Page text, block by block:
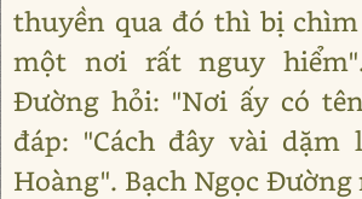
thuyền qua đó thì bị
một nơi rất nguy
Đường hỏi: "Nơi ấy có
đáp: "Cách đây vài dặm
Hoàng". Bạch Ngọc